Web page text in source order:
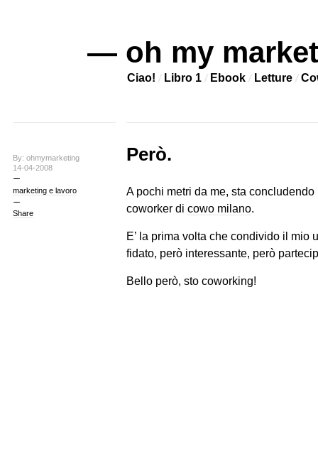
— oh my
Ciao! Libro 1 Ebook Letture
By: ohmymarketing
14-04-2008
marketing e lavoro
Share
Però.
A pochi metri da me, sta
coworker di cowo milano.
E’ la prima volta che condivido il
fidato, però interessante, però
Bello però, sto coworking!